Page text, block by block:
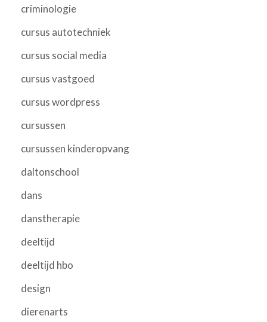
criminologie
cursus autotechniek
cursus social media
cursus vastgoed
cursus wordpress
cursussen
cursussen kinderopvang
daltonschool
dans
danstherapie
deeltijd
deeltijd hbo
design
dierenarts